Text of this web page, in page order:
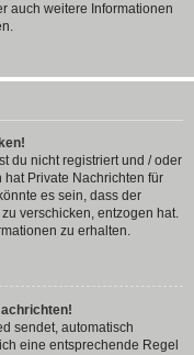
auch weitere Informationen
du nicht registriert und / oder
Private Nachrichten für
es sein, dass der
verschicken, entzogen hat.
zu erhalten.
sendet, automatisch
eine entsprechende Regel